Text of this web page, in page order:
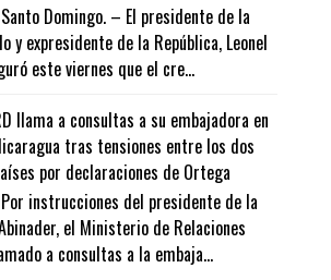
Santo Domingo. – El presidente de la
y expresidente de la República, Leonel
este viernes que el cre...
llama a consultas a su embajadora en
tras tensiones entre los dos
por declaraciones de Ortega
Por instrucciones del presidente de la
el Ministerio de Relaciones
a consultas a la embaja...